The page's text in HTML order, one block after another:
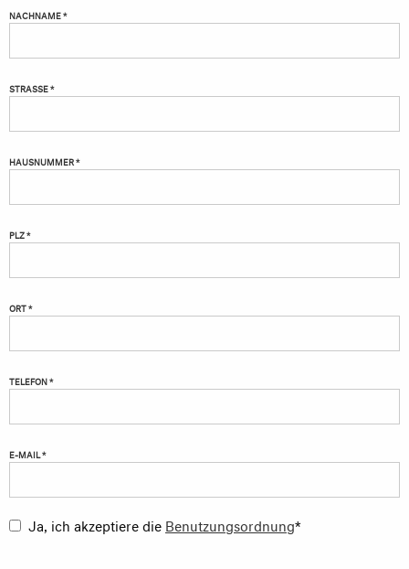
NACHNAME *
STRASSE *
HAUSNUMMER *
PLZ *
ORT *
TELEFON *
E-MAIL *
Ja, ich akzeptiere die Benutzungsordnung*